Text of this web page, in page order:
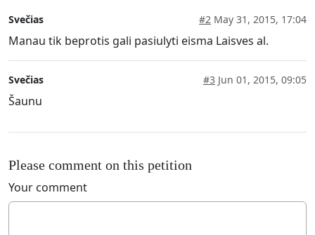
Svečias #2 May 31, 2015, 17:04
Manau tik beprotis gali pasiulyti eisma Laisves al.
Svečias #3 Jun 01, 2015, 09:05
Šaunu
Please comment on this petition
Your comment